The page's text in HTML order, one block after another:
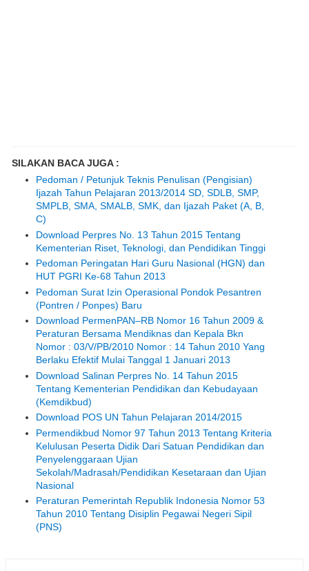
SILAKAN BACA JUGA :
Pedoman / Petunjuk Teknis Penulisan (Pengisian)
Ijazah Tahun Pelajaran 2013/2014 SD, SDLB, SMP,
SMPLB, SMA, SMALB, SMK, dan Ijazah Paket (A, B,
C)
Download Perpres No. 13 Tahun 2015 Tentang
Kementerian Riset, Teknologi, dan Pendidikan Tinggi
Pedoman Peringatan Hari Guru Nasional (HGN) dan
HUT PGRI Ke-68 Tahun 2013
Pedoman Surat Izin Operasional Pondok Pesantren
(Pontren / Ponpes) Baru
Download PermenPAN–RB Nomor 16 Tahun 2009 &
Peraturan Bersama Mendiknas dan Kepala Bkn
Nomor : 03/V/PB/2010 Nomor : 14 Tahun 2010 Yang
Berlaku Efektif Mulai Tanggal 1 Januari 2013
Download Salinan Perpres No. 14 Tahun 2015
Tentang Kementerian Pendidikan dan Kebudayaan
(Kemdikbud)
Download POS UN Tahun Pelajaran 2014/2015
Permendikbud Nomor 97 Tahun 2013 Tentang Kriteria
Kelulusan Peserta Didik Dari Satuan Pendidikan dan
Penyelenggaraan Ujian
Sekolah/Madrasah/Pendidikan Kesetaraan dan Ujian
Nasional
Peraturan Pemerintah Republik Indonesia Nomor 53
Tahun 2010 Tentang Disiplin Pegawai Negeri Sipil
(PNS)